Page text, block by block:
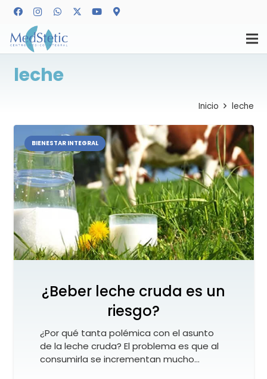
leche
Inicio leche
BIENESTAR INTEGRAL
¿Beber leche cruda es un
riesgo?
¿Por qué tanta polémica con el asunto
de la leche cruda? El problema es que al
consumirla se incrementan mucho…